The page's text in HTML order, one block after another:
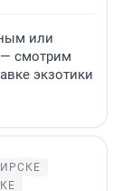
или
— смотрим
экзотики